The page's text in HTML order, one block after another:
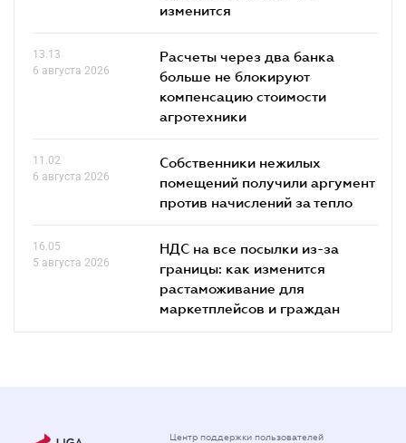
изменится
13.13
6 августа 2026
Расчеты через два банка
больше не блокируют
компенсацию стоимости
агротехники
11.02
6 августа 2026
Собственники нежилых
помещений получили аргумент
против начислений за тепло
16.05
5 августа 2026
НДС на все посылки из-за
границы: как изменится
растаможивание для
маркетплейсов и граждан
Центр поддержки пользователей